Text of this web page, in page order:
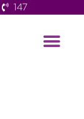
147